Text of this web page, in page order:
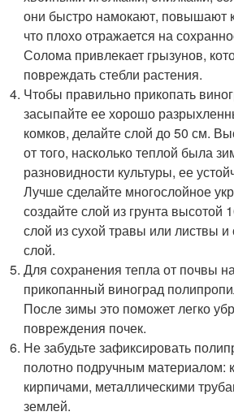
они быстро намокают, повышают
что плохо отражается на
Солома привлекает грызунов,
повреждать стебли растения.
Чтобы правильно прикопать
засыпайте ее хорошо
комков, делайте слой до 50 см.
от того, насколько теплой была
разновидности культуры, ее
Лучше сделайте многослойное
создайте слой из грунта высотой
слой из сухой травы или листвы
слой.
Для сохранения тепла от почвы
прикопанный виноград
После зимы это поможет легко
повреждения почек.
Не забудьте зафиксировать
полотно подручным материалом:
кирпичами, металлическими
землей.